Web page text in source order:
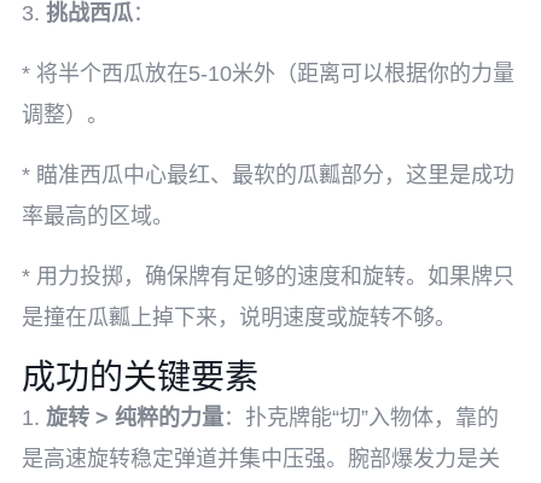
3. 挑战西瓜：
* 将半个西瓜放在5-10米外（距离可以根据你的力量
调整）。
* 瞄准西瓜中心最红、最软的瓜瓤部分，这里是成功
率最高的区域。
* 用力投掷，确保牌有足够的速度和旋转。如果牌只
是撞在瓜瓤上掉下来，说明速度或旋转不够。
成功的关键要素
1. 旋转 > 纯粹的力量：扑克牌能“切”入物体，靠的
是高速旋转稳定弹道并集中压强。腕部爆发力是关